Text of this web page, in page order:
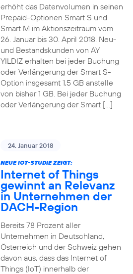
erhöht das Datenvolumen in seinen
Prepaid-Optionen Smart S und
Smart M im Aktionszeitraum vom
26. Januar bis 30. April 2018. Neu-
und Bestandskunden von AY
YILDIZ erhalten bei jeder Buchung
oder Verlängerung der Smart S-
Option insgesamt 1,5 GB anstelle
von bisher 1 GB. Bei jeder Buchung
oder Verlängerung der Smart […]
24. Januar 2018
NEUE IOT-STUDIE ZEIGT:
Internet of Things
gewinnt an Relevanz
in Unternehmen der
DACH-Region
Bereits 78 Prozent aller
Unternehmen in Deutschland,
Österreich und der Schweiz gehen
davon aus, dass das Internet of
Things (IoT) innerhalb der